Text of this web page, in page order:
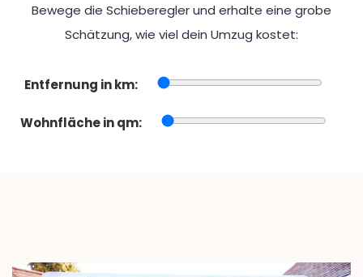
Bewege die Schieberegler und erhalte eine grobe
Schätzung, wie viel dein Umzug kostet:
Entfernung in km:
Wohnfläche in qm: